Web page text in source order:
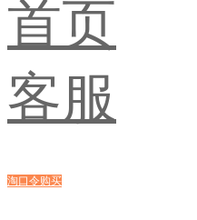
首页
客服
淘口令购买